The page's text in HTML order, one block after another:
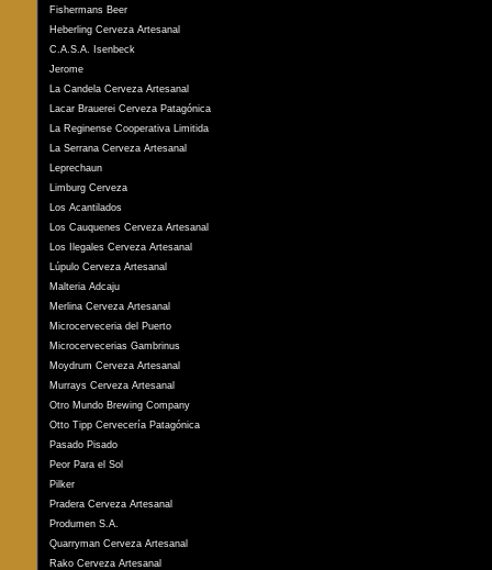
Fishermans Beer
Heberling Cerveza Artesanal
C.A.S.A. Isenbeck
Jerome
La Candela Cerveza Artesanal
Lacar Brauerei Cerveza Patagónica
La Reginense Cooperativa Limitida
La Serrana Cerveza Artesanal
Leprechaun
Limburg Cerveza
Los Acantilados
Los Cauquenes Cerveza Artesanal
Los Ilegales Cerveza Artesanal
Lúpulo Cerveza Artesanal
Malteria Adcaju
Merlina Cerveza Artesanal
Microcerveceria del Puerto
Microcervecerias Gambrinus
Moydrum Cerveza Artesanal
Murrays Cerveza Artesanal
Otro Mundo Brewing Company
Otto Tipp Cervecería Patagónica
Pasado Pisado
Peor Para el Sol
Pilker
Pradera Cerveza Artesanal
Produmen S.A.
Quarryman Cerveza Artesanal
Rako Cerveza Artesanal